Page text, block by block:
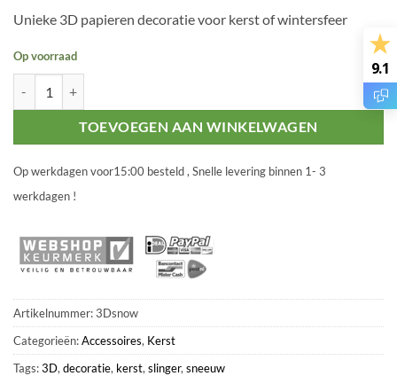
Unieke 3D papieren decoratie voor kerst of wintersfeer
Op voorraad
TOEVOEGEN AAN WINKELWAGEN
Op werkdagen voor15:00 besteld , Snelle levering binnen 1- 3
werkdagen !
Artikelnummer:3Dsnow
Categorieën:Accessoires, Kerst
Tags:3D, decoratie, kerst, slinger, sneeuw
9.1